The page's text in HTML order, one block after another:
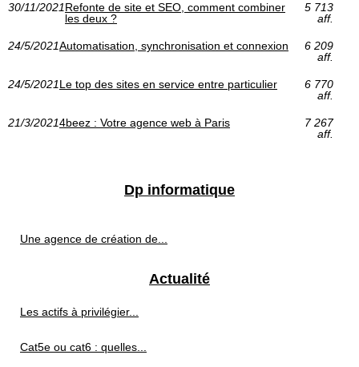
30/11/2021Refonte de site et SEO, comment combiner
les deux ?
5 713
aff.
24/5/2021Automatisation, synchronisation et connexion
6 209
aff.
24/5/2021Le top des sites en service entre particulier
6 770
aff.
21/3/20214beez : Votre agence web à Paris
7 267
aff.
Dp informatique
Une agence de création de...
Actualité
Les actifs à privilégier...
Cat5e ou cat6 : quelles...